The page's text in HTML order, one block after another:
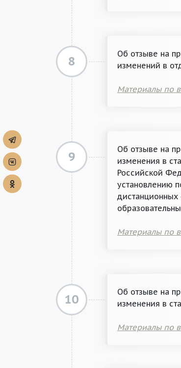
8
Об отзыве на
изменений в
Материалы по
9
Об отзыве на
изменения в
Российской
установлению
дистанционных
Материалы по
10
Об отзыве на
изменения в
Материалы по